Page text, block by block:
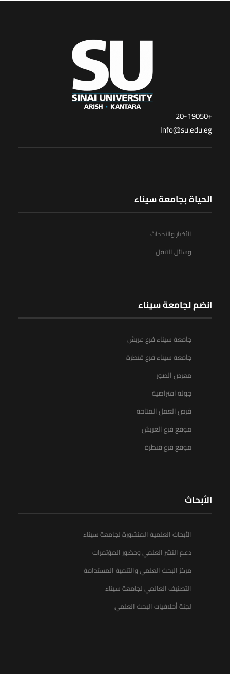
+20-19050
Info@su.edu.eg
الحياة بجامعة سيناء
الأخبار والأحداث
وسائل التنقل
انضم لجامعة سيناء
جامعة سيناء فرع عريش
جامعة سيناء فرع قنطرة
معرض الصور
جولة افتراضية
فرص العمل المتاحة
موقع فرع العريش
موقع فرع قنطرة
الأبحاث
الأبحاث العلمية المنشورة لجامعة سيناء
دعم النشر العلمي وحضور المؤتمرات
مركز البحث العلمي والتنمية المستدامة
التصنيف العالمي لجامعة سيناء
لجنة أخلاقيات البحث العلمي